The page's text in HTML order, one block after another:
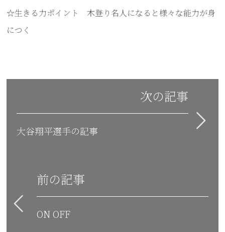
☆生きる力ポイント 木登り名人になると様々な能力が身
につく
前の記事
ON OFF
次の記事
大谷翔平選手の記事